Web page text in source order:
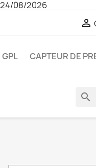
08/2026

CAPTEUR DE
search